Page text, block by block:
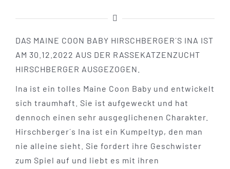
DAS MAINE COON BABY HIRSCHBERGER´S INA IST
AM 30.12.2022 AUS DER RASSEKATZENZUCHT
HIRSCHBERGER AUSGEZOGEN.
Ina ist ein tolles Maine Coon Baby und entwickelt
sich traumhaft. Sie ist aufgeweckt und hat
dennoch einen sehr ausgeglichenen Charakter.
Hirschberger´s Ina ist ein Kumpeltyp, den man
nie alleine sieht. Sie fordert ihre Geschwister
zum Spiel auf und liebt es mit ihren